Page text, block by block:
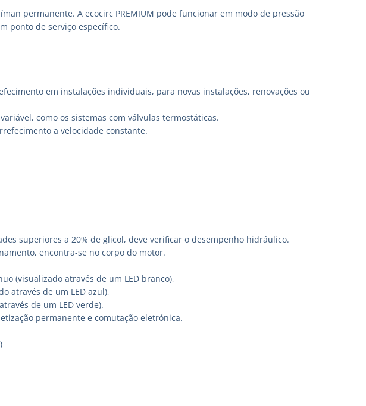
permanente. A ecocirc PREMIUM pode funcionar em modo de pressão
ponto de serviço específico.
em instalações individuais, para novas instalações, renovações ou
como os sistemas com válvulas termostáticas.
a velocidade constante.
superiores a 20% de glicol, deve verificar o desempenho hidráulico.
encontra-se no corpo do motor.
(visualizado através de um LED branco),
através de um LED azul),
de um LED verde).
permanente e comutação eletrónica.